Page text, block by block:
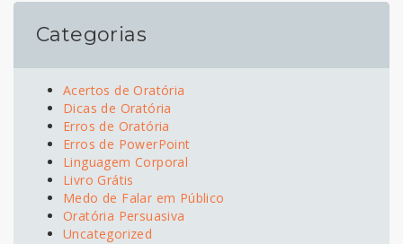
Categorias
Acertos de Oratória
Dicas de Oratória
Erros de Oratória
Erros de PowerPoint
Linguagem Corporal
Livro Grátis
Medo de Falar em Público
Oratória Persuasiva
Uncategorized